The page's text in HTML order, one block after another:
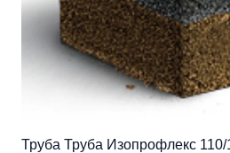
Труба Труба Изопрофлекс